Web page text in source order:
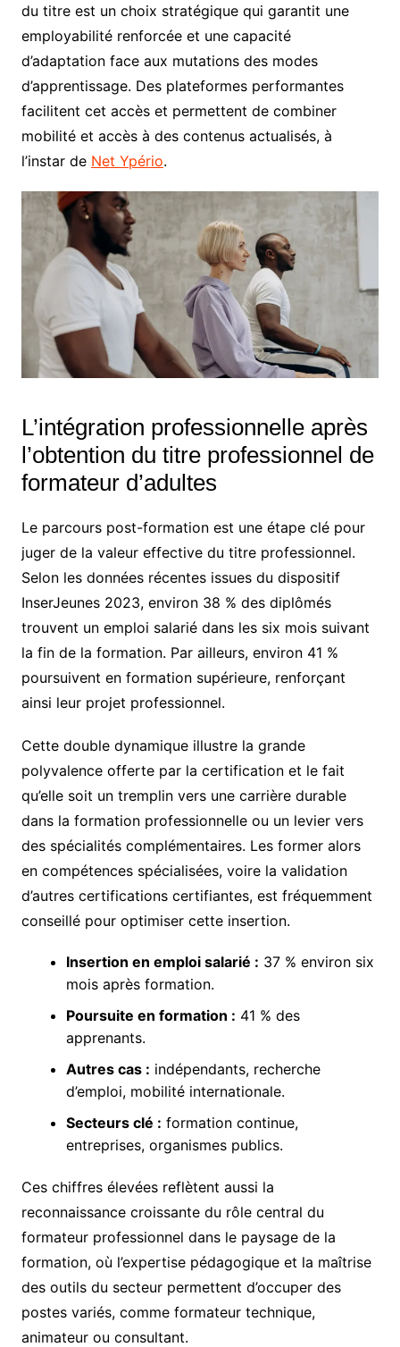
du titre est un choix stratégique qui garantit une
employabilité renforcée et une capacité
d’adaptation face aux mutations des modes
d’apprentissage. Des plateformes performantes
facilitent cet accès et permettent de combiner
mobilité et accès à des contenus actualisés, à
l’instar de Net Ypério.
L’intégration professionnelle après
l’obtention du titre professionnel de
formateur d’adultes
Le parcours post-formation est une étape clé pour
juger de la valeur effective du titre professionnel.
Selon les données récentes issues du dispositif
InserJeunes 2023, environ 38 % des diplômés
trouvent un emploi salarié dans les six mois suivant
la fin de la formation. Par ailleurs, environ 41 %
poursuivent en formation supérieure, renforçant
ainsi leur projet professionnel.
Cette double dynamique illustre la grande
polyvalence offerte par la certification et le fait
qu’elle soit un tremplin vers une carrière durable
dans la formation professionnelle ou un levier vers
des spécialités complémentaires. Les former alors
en compétences spécialisées, voire la validation
d’autres certifications certifiantes, est fréquemment
conseillé pour optimiser cette insertion.
Insertion en emploi salarié : 37 % environ six
mois après formation.
Poursuite en formation : 41 % des
apprenants.
Autres cas : indépendants, recherche
d’emploi, mobilité internationale.
Secteurs clé : formation continue,
entreprises, organismes publics.
Ces chiffres élevées reflètent aussi la
reconnaissance croissante du rôle central du
formateur professionnel dans le paysage de la
formation, où l’expertise pédagogique et la maîtrise
des outils du secteur permettent d’occuper des
postes variés, comme formateur technique,
animateur ou consultant.